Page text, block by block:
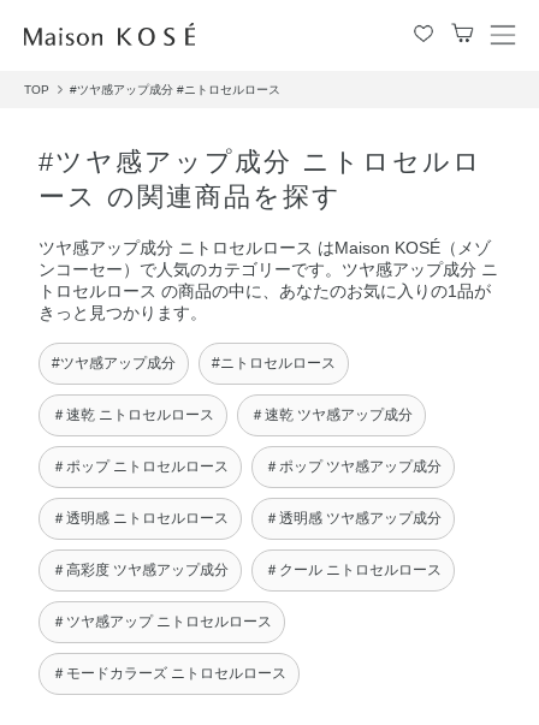
メ
TOP #ツヤ感アップ成分 #ニトロセルロース
#ツヤ感アップ成分 ニトロセルロ
ース の関連商品を探す
ツヤ感アップ成分 ニトロセルロース はMaison KOSÉ（メゾ
ンコーセー）で人気のカテゴリーです。ツヤ感アップ成分 ニ
トロセルロース の商品の中に、あなたのお気に入りの1品が
きっと見つかります。
#ツヤ感アップ成分 #ニトロセルロース
＃速乾 ニトロセルロース ＃速乾 ツヤ感アップ成分
＃ポップ ニトロセルロース ＃ポップ ツヤ感アップ成分
＃透明感 ニトロセルロース ＃透明感 ツヤ感アップ成分
＃高彩度 ツヤ感アップ成分 ＃クール ニトロセルロース
＃ツヤ感アップ ニトロセルロース
＃モードカラーズ ニトロセルロース